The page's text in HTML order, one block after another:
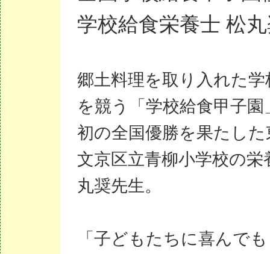
学校給食栄養士 松
郷土料理を取り入れた学
を競う「学校給食甲子園
初の全国優勝を果たした
文京区立青柳小学校の栄
丸奨先生。
「子どもたちに喜んで